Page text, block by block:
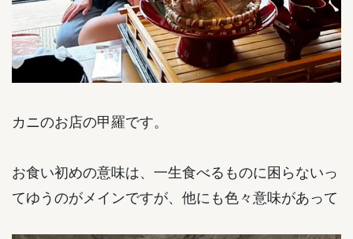
カニのお店の甲羅です。
お食い初めの意味は、一生食べるものに困らないっ
てゆうのがメインですが、他にも色々意味があって